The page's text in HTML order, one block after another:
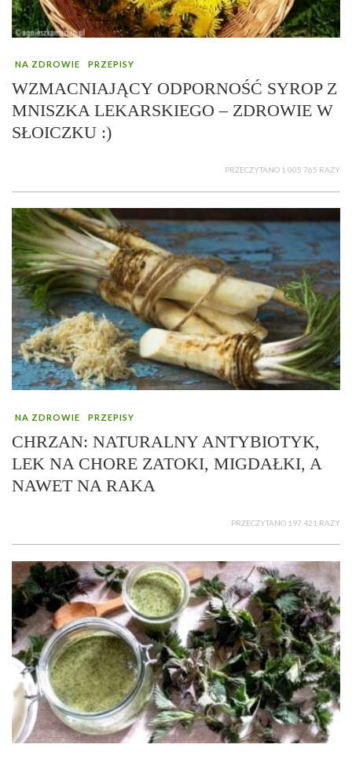
NA ZDROWIE PRZEPISY
WZMACNIAJĄCY ODPORNOŚĆ SYROP Z
MNISZKA LEKARSKIEGO – ZDROWIE W
SŁOICZKU :)
PRZECZYTANO 1 005 765 RAZY
NA ZDROWIE PRZEPISY
CHRZAN: NATURALNY ANTYBIOTYK,
LEK NA CHORE ZATOKI, MIGDAŁKI, A
NAWET NA RAKA
PRZECZYTANO 197 421 RAZY